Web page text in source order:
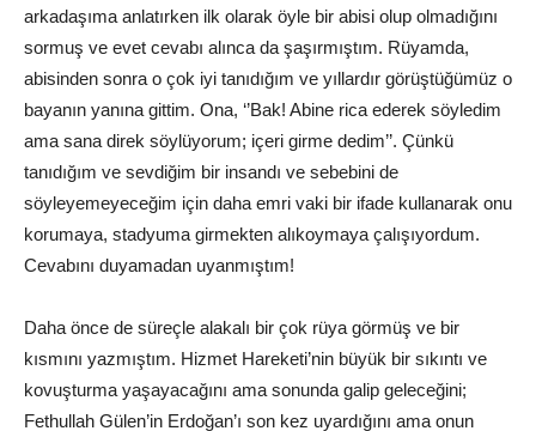
arkadaşıma anlatırken ilk olarak öyle bir abisi olup olmadığını
sormuş ve evet cevabı alınca da şaşırmıştım. Rüyamda,
abisinden sonra o çok iyi tanıdığım ve yıllardır görüştüğümüz o
bayanın yanına gittim. Ona, ‘’Bak! Abine rica ederek söyledim
ama sana direk söylüyorum; içeri girme dedim’’. Çünkü
tanıdığım ve sevdiğim bir insandı ve sebebini de
söyleyemeyeceğim için daha emri vaki bir ifade kullanarak onu
korumaya, stadyuma girmekten alıkoymaya çalışıyordum.
Cevabını duyamadan uyanmıştım!
Daha önce de süreçle alakalı bir çok rüya görmüş ve bir
kısmını yazmıştım. Hizmet Hareketi’nin büyük bir sıkıntı ve
kovuşturma yaşayacağını ama sonunda galip geleceğini;
Fethullah Gülen’in Erdoğan’ı son kez uyardığını ama onun